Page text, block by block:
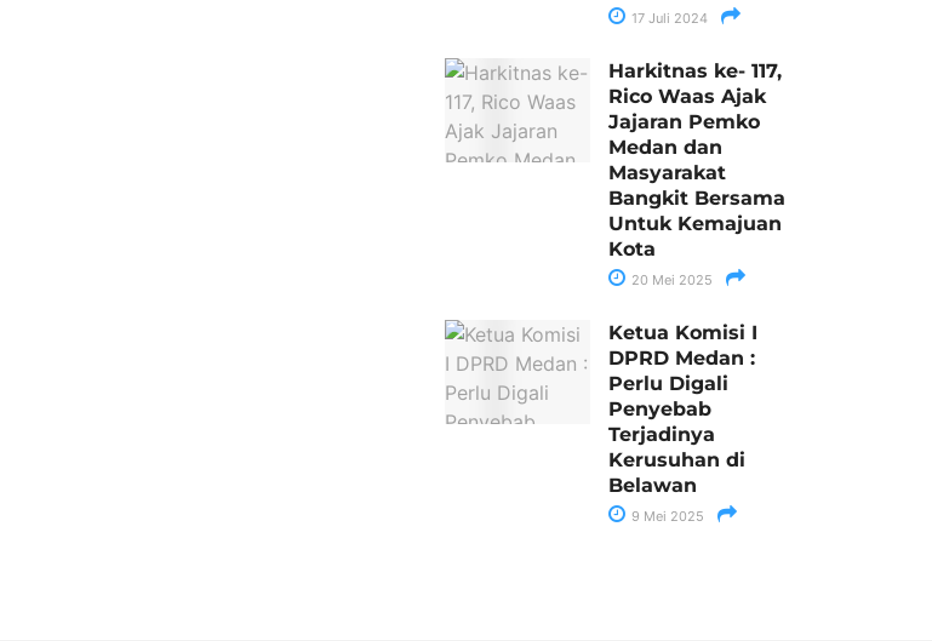
17 Juli 2024
Harkitnas ke- 117,
Rico Waas Ajak
Jajaran Pemko
Medan dan
Masyarakat
Bangkit Bersama
Untuk Kemajuan
Kota
20 Mei 2025
Ketua Komisi I
DPRD Medan :
Perlu Digali
Penyebab
Terjadinya
Kerusuhan di
Belawan
9 Mei 2025